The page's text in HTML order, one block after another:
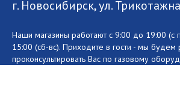
г. Новосибирск, ул.
Наши магазины работают с 9:00 до 19:00 (с
15:00 (сб-вс). Приходите в гости - мы будем
проконсультировать Вас по газовому